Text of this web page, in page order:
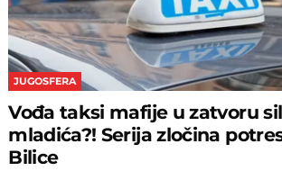
JUGOSFERA
Vođa taksi mafije u zatvoru
mladića?! Serija zločina
Bilice